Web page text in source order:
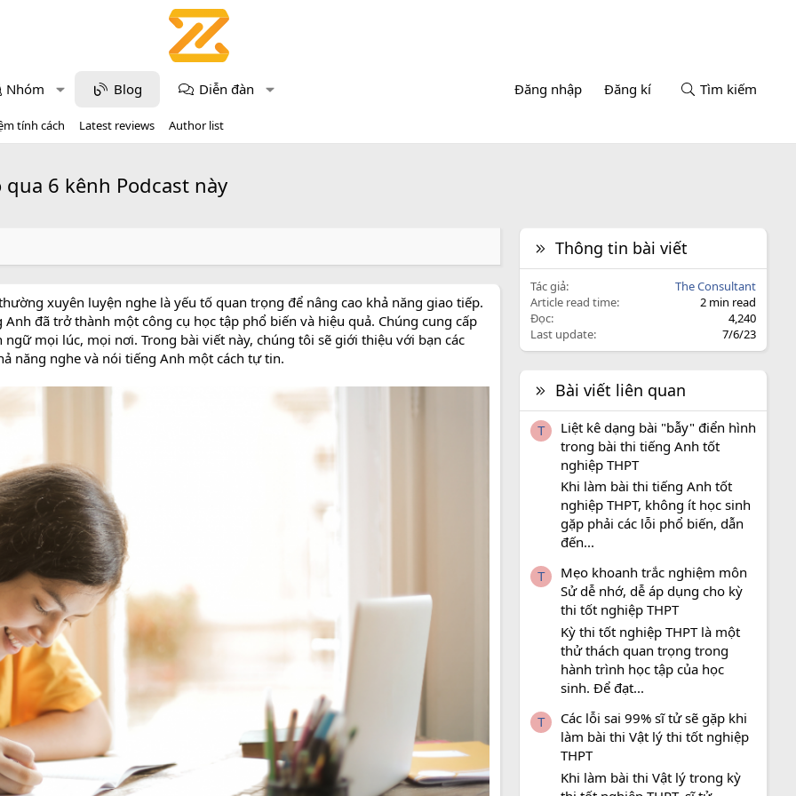
Nhóm Blog Diễn đàn Đăng nhập Đăng kí Tìm kiếm
tính cách Latest reviews Author list
6 kênh Podcast này
xuyên luyện nghe là yếu tố quan trọng để nâng cao khả năng giao tiếp.
đã trở thành một công cụ học tập phổ biến và hiệu quả. Chúng cung cấp
mọi lúc, mọi nơi. Trong bài viết này, chúng tôi sẽ giới thiệu với bạn các
năng nghe và nói tiếng Anh một cách tự tin.
Thông tin bài viết
Tác giả
The Consultant
Article read time
2 min read
Đọc
4,240
Last update
7/6/23
Bài viết liên quan
T
Liệt kê dạng bài "bẫy" điển hình
trong bài thi tiếng Anh tốt
nghiệp THPT
Khi làm bài thi tiếng Anh tốt
nghiệp THPT, không ít học sinh
gặp phải các lỗi phổ biến, dẫn
đến...
T
Mẹo khoanh trắc nghiệm môn
Sử dễ nhớ, dễ áp dụng cho kỳ
thi tốt nghiệp THPT
Kỳ thi tốt nghiệp THPT là một
thử thách quan trọng trong
hành trình học tập của học
sinh. Để đạt...
T
Các lỗi sai 99% sĩ tử sẽ gặp khi
làm bài thi Vật lý thi tốt nghiệp
THPT
Khi làm bài thi Vật lý trong kỳ